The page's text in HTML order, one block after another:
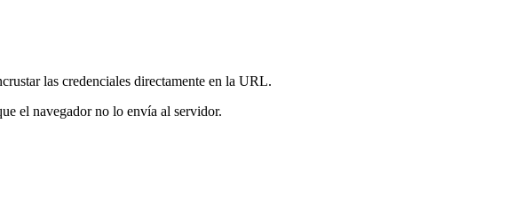
las credenciales directamente en la URL.
el navegador no lo envía al servidor.